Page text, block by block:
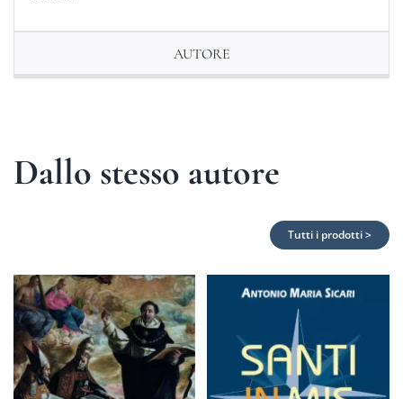
AUTORE
Dallo stesso autore
Tutti i prodotti >